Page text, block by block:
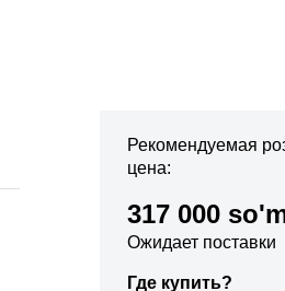
Рекомендуемая
цена:
317 000
Ожидает поставки
Где купить?